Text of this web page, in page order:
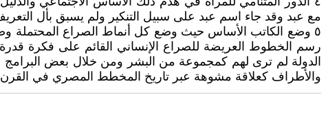
مع عبد وقد جاء اسم عبد على سبيل التنكير ولم يسبق بأل التعريف
٥ وضع الكاتب الأساس حيث وضع كل أنماط الصراع المحتملة
رسم الخطوط العريضة للصراع الإنساني القائم على فكرة قدرة
الدولة لم ترى لهم كمجموعة من البشر ومن خلال بعض البرامج
والأطراف كعلاقة مشوهة عبر تاريخ المخطط المصري في